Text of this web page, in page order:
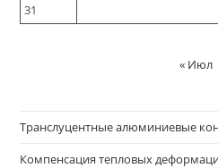
31
« Июл
Транслуцентные алюминиевые
Компенсация тепловых